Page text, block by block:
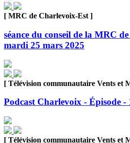
[ MRC de Charlevoix-Est ]
séance du conseil de la MRC
mardi 25 mars 2025
[ Télévision communautaire Vents et
Podcast Charlevoix - Épisode
[ Télévision communautaire Vents et